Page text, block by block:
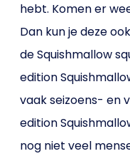
hebt. Komen er
Dan kun je deze
de Squishmallow
edition
vaak seizoens- en
edition
nog niet veel